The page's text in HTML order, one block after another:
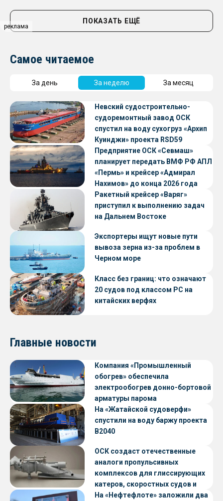
реклама
ПОКАЗАТЬ ЕЩЁ
Самое читаемое
За день За неделю За месяц
Невский судостроительно-
судоремонтный завод ОСК
спустил на воду сухогруз «Архип
Куинджи» проекта RSD59
Предприятие ОСК «Севмаш»
планирует передать ВМФ РФ АПЛ
«Пермь» и крейсер «Адмирал
Нахимов» до конца 2026 года
Ракетный крейсер «Варяг»
приступил к выполнению задач
на Дальнем Востоке
Экспортеры ищут новые пути
вывоза зерна из-за проблем в
Черном море
Класс без границ: что означают
20 судов под классом РС на
китайских верфях
Главные новости
Компания «Промышленный
обогрев» обеспечила
электрообогрев донно-бортовой
арматуры парома
«Петропавловск» проекта CNF22
На «Жатайской судоверфи»
спустили на воду баржу проекта
В2040
ОСК создаст отечественные
аналоги пропульсивных
комплексов для глиссирующих
катеров, скоростных судов и
судов с малой осадкой
На «Нефтефлоте» заложили два